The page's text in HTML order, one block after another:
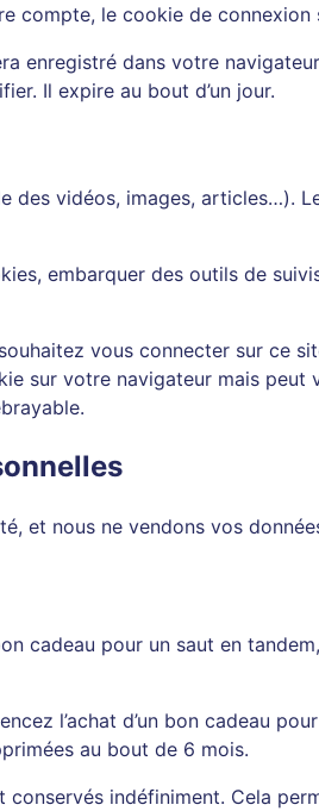
compte, le cookie de connexion
enregistré dans votre
Il expire au bout d’un jour.
vidéos, images, articles…).
embarquer des outils de
vous connecter sur ce
sur votre navigateur mais
et nous ne vendons vos
cadeau pour un saut en
l’achat d’un bon cadeau
au bout de 6 mois.
indéfiniment. Cela